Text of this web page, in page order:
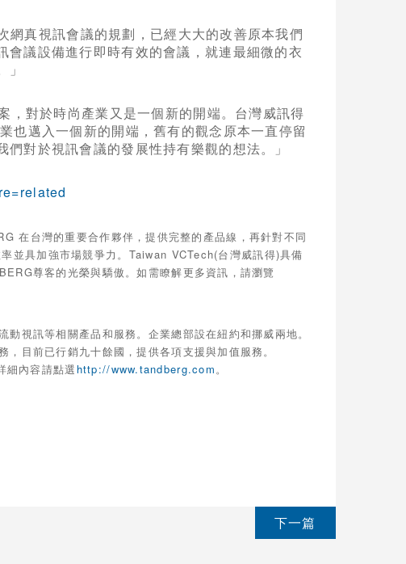
真視訊會議的規劃，已經大大的改善原本我們
議設備進行即時有效的會議，就連最細微的衣
對於時尚產業又是一個新的開端。台灣威訊得
也邁入一個新的開端，舊有的觀念原本一直停留
對於視訊會議的發展性持有樂觀的想法。」
在台灣的重要合作夥伴，提供完整的產品線，再針對不同
並具加強市場競爭力。Taiwan VCTech(台灣威訊得)具備
尊客的光榮與驕傲。如需瞭解更多資訊，請瀏覽
視訊等相關產品和服務。企業總部設在紐約和挪威兩地。
目前已行銷九十餘國，提供各項支援與加值服務。
細內容請點選 http://www.tandberg.com。
下一篇